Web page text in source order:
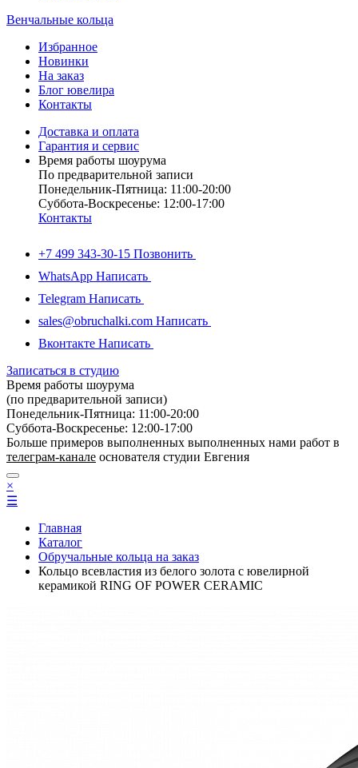
Венчальные кольца
Избранное
Новинки
На заказ
Блог ювелира
Контакты
Доставка и оплата
Гарантия и сервис
Время работы шоурума
По предварительной записи
Понедельник-Пятница: 11:00-20:00
Суббота-Bоcкресенье: 12:00-17:00
Контакты
+7 499 343-30-15 Позвонить
WhatsApp Написать
Telegram Написать
sales@obruchalki.com Написать
Вконтакте Написать
Записаться в студию
Время работы шоурума
(по предварительной записи)
Понедельник-Пятница: 11:00-20:00
Суббота-Bоcкресенье: 12:00-17:00
Больше примеров выполненных выполненных нами работ в
телеграм-канале основателя студии Евгения
×
☰
Главная
Каталог
Обручальные кольца на заказ
Кольцо всевластия из белого золота с ювелирной
керамикой RING OF POWER CERAMIC